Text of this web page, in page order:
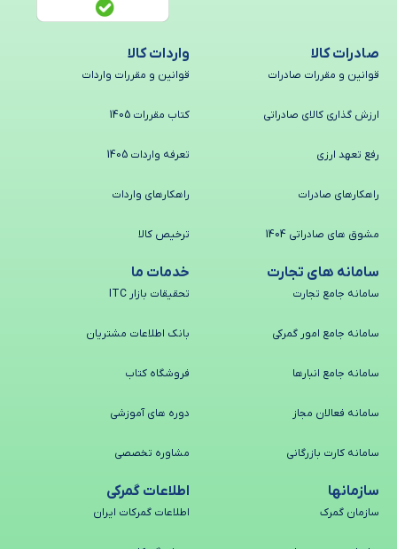
صادرات کالا
قوانین و مقررات صادرات
ارزش گذاری کالای صادراتی
رفع تعهد ارزی
راهکارهای صادرات
مشوق های صادراتی 1404
واردات کالا
قوانین و مقررات واردات
کتاب مقررات 1405
تعرفه واردات 1405
راهکارهای واردات
ترخیص کالا
سامانه های تجارت
سامانه جامع تجارت
سامانه جامع امور گمرکی
سامانه جامع انبارها
سامانه فعالان مجاز
سامانه کارت بازرگانی
خدمات ما
تحقیقات بازار ITC
بانک اطلاعات مشتریان
فروشگاه کتاب
دوره های آموزشی
مشاوره تخصصی
سازمانها
سازمان گمرک
اطلاعات گمرکی
اطلاعات گمرکات ایران